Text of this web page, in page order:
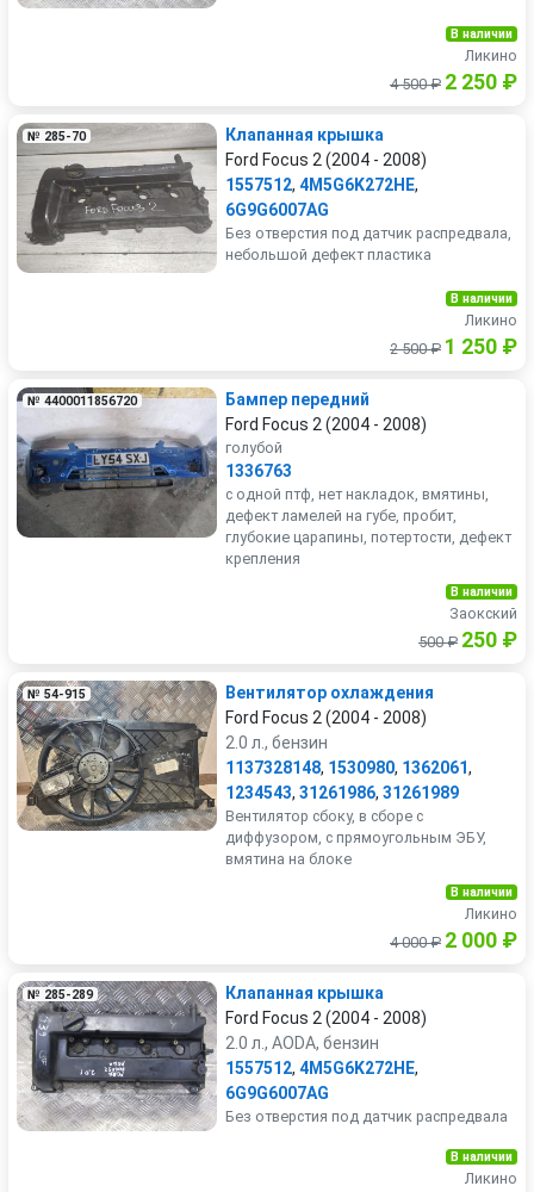
В наличии
Ликино
4 500 ₽ 2 250 ₽
№ 285-70
Клапанная крышка
Ford Focus 2 (2004 - 2008)
1557512, 4M5G6K272HE,
6G9G6007AG
Без отверстия под датчик распредвала,
небольшой дефект пластика
В наличии
Ликино
2 500 ₽ 1 250 ₽
№ 4400011856720
Бампер передний
Ford Focus 2 (2004 - 2008)
голубой
1336763
с одной птф, нет накладок, вмятины,
дефект ламелей на губе, пробит,
глубокие царапины, потертости, дефект
крепления
В наличии
Заокский
500 ₽ 250 ₽
№ 54-915
Вентилятор охлаждения
Ford Focus 2 (2004 - 2008)
2.0 л., бензин
1137328148, 1530980, 1362061,
1234543, 31261986, 31261989
Вентилятор сбоку, в сборе с
диффузором, с прямоугольным ЭБУ,
вмятина на блоке
В наличии
Ликино
4 000 ₽ 2 000 ₽
№ 285-289
Клапанная крышка
Ford Focus 2 (2004 - 2008)
2.0 л., AODA, бензин
1557512, 4M5G6K272HE,
6G9G6007AG
Без отверстия под датчик распредвала
В наличии
Ликино